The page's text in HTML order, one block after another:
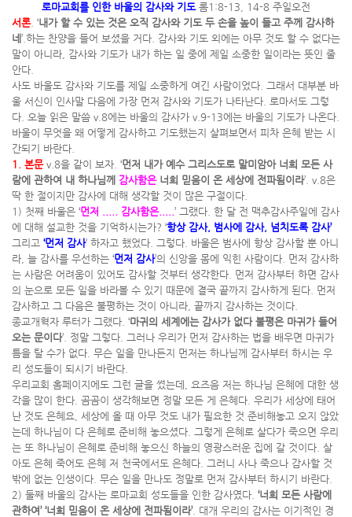
로마교회를 인한 바울의 감사와 기도롬1:8-13, 14-8 주일오전
서론. ‘내가 할 수 있는 것은 오직 감사와 기도 두 손을 높이 들고 주께 감사하
네 ’.하는 찬양을 들어 보셨을 거다. 감사와 기도 외에는 아무 것도 할 수 없다는
말이 아니라, 감사와 기도가 내가 하는 일 중에 제일 소중한 일이라는 뜻인 줄
안다.
사도 바울도 감사와 기도를 제일 소중하게 여긴 사람이었다. 그래서 대부분 바
울 서신이 인사말 다음에 가장 먼저 감사와 기도가 나타난다. 로마서도 그렇
다. 오늘 읽은 말씀 v.8에는 바울의 감사가 v.9-13에는 바울의 기도가 나온다.
바울이 무엇을 왜 어떻게 감사하고 기도했는지 살펴보면서 피차 은혜 받는 시
간되기 바란다.
1. 본문v.8을 같이 보자. ‘먼저 내가 예수 그리스도로 말미암아 너희 모든 사
람에 관하여 내 하나님께 감사함은너희 믿음이 온 세상에 전파됨이라’. v.8은
딱 한 절이지만 감사에 대해 생각할 것이 많은 구절이다.
1) 첫째 바울은 ‘먼저 ..... 감사함은.....’ 그랬다. 한 달 전 맥추감사주일에 감사
에 대해 설교한 것을 기억하시는가? ‘항상 감사, 범사에 감사, 넘치도록 감사’
그리고 ‘먼저 감사’ 하자고 했었다. 그렇다. 바울은 범사에 항상 감사할 뿐 아니
라, 늘 감사를 우선하는 ‘먼저 감사’의 신앙을 몸에 익힌 사람이다. 먼저 감사하
는 사람은 어려움이 있어도 감사할 것부터 생각한다. 먼저 감사부터 하면 감사
의 눈으로 모든 일을 바라볼 수 있기 때문에 결국 끝까지 감사하게 된다. 먼저
감사하고 그 다음은 불평하는 것이 아니라, 끝까지 감사하는 것이다.
종교개혁자 루터가 그랬다. ‘마귀의 세계에는 감사가 없다 불평은 마귀가 들어
오는 문이다’. 정말 그렇다. 그러나 우리가 먼저 감사하는 법을 배우면 마귀가
틈을 탈 수가 없다. 무슨 일을 만나든지 먼저는 하나님께 감사부터 하시는 우
리 성도들이 되시기 바란다.
우리교회 홈페이지에도 그런 글을 썼는데, 요즈음 저는 하나님 은혜에 대한 생
각을 많이 한다. 곰곰이 생각해보면 정말 모든 게 은혜다. 우리가 세상에 태어
난 것도 은혜요, 세상에 올 때 아무 것도 내가 필요한 것 준비해놓고 오지 않았
는데 하나님이 다 은혜로 준비해 놓으셨다. 그렇게 은혜로 살다가 죽으면 우리
는 또 하나님이 은혜로 준비해 놓으신 하늘의 영광스러운 집에 갈 것이다. 살
아도 은혜 죽어도 은혜 저 천국에서도 은혜다. 그러니 사나 죽으나 감사할 것
밖에 없는 인생이다. 무슨 일을 만나도 정말로 먼저 감사부터 하시기 바란다.
2) 둘째 바울의 감사는 로마교회 성도들을 인한 감사였다. ‘너희 모든 사람에
관하여’ ‘너희 믿음이 온 세상에 전파됨이라’. 대개 우리의 감사는 이기적인 경